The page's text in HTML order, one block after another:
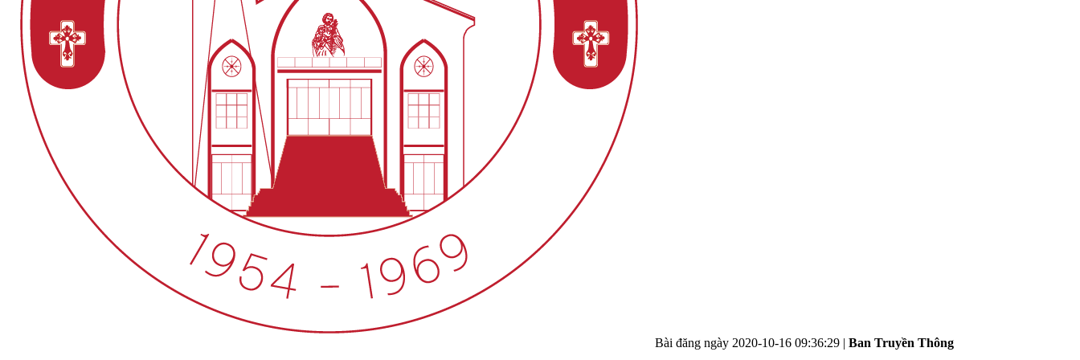
Bài đăng ngày 2020-10-16 09:36:29 | Ban Truyền Thông